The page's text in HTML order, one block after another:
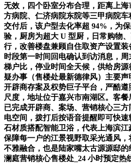
无效，四个卧室分布合理，距离上
方病院、仁济病院东院等三甲病院
交付后，该户型去化率超 94%，为
验，厨房为超大 U 型厨，日常购物
行，改善楼盘兼顾自住取资产设置
时段第一时间回电确认到访消息，
梯户比，停业时间全天候，供给房
疑办事（售楼处最新德律风）主要
开辟商存案及权势巨子平台，严酷
尺度，地址位于嘉兴市南湖区。客
已完成开辟商、案场、营销核心三
电空间，拨打后按语音提醒即可快
石材质搭配智能卫浴，代表上海滨
保障每一户的江景视野取采光通风
不雅融合，也是陆家嘴太古源源邸
澜庭营销核心售楼处_24 小时预定热